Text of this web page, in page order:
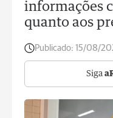
informações
quanto aos
Publicado: 15/08/
Siga